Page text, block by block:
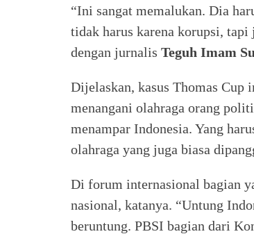
“Ini sangat memalukan. Dia
tidak harus karena korupsi, tapi
dengan jurnalis Teguh Imam
Dijelaskan, kasus Thomas Cup
menangani olahraga orang
menampar Indonesia. Yang
olahraga yang juga biasa
Di forum internasional bagian
nasional, katanya. “Untung
beruntung. PBSI bagian dari